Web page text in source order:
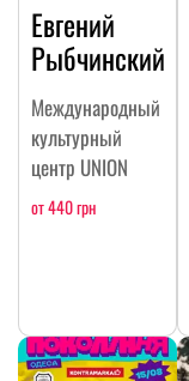
Евгений
Рыбчинский
Международный
культурный
центр UNION
от 440 грн